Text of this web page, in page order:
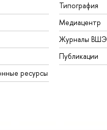
ресурсы
Типография
Медиацентр
Журналы ВШЭ
Публикации